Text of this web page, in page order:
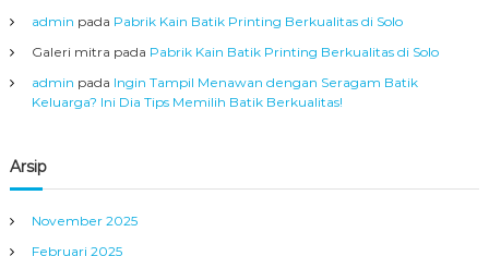
admin pada Pabrik Kain Batik Printing Berkualitas di Solo
Galeri mitra pada Pabrik Kain Batik Printing Berkualitas di Solo
admin pada Ingin Tampil Menawan dengan Seragam Batik
Keluarga? Ini Dia Tips Memilih Batik Berkualitas!
Arsip
November 2025
Februari 2025